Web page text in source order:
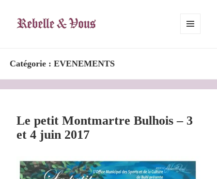
Rebelle & Vous
Catégorie : EVENEMENTS
Le petit Montmartre Bulhois – 3
et 4 juin 2017